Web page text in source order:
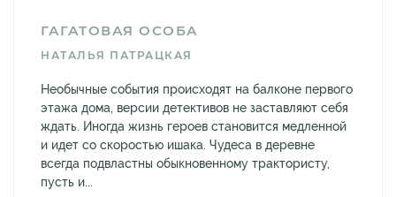
ГАГАТОВАЯ ОСОБА
НАТАЛЬЯ ПАТРАЦКАЯ
Необычные события происходят на балконе первого
этажа дома, версии детективов не заставляют себя
ждать. Иногда жизнь героев становится медленной
и идет со скоростью ишака. Чудеса в деревне
всегда подвластны обыкновенному трактористу,
пусть и...